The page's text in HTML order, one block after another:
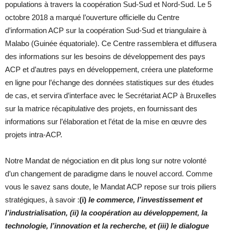
populations à travers la coopération Sud-Sud et Nord-Sud. Le 5
octobre 2018 a marqué l’ouverture officielle du Centre
d’information ACP sur la coopération Sud-Sud et triangulaire à
Malabo (Guinée équatoriale). Ce Centre rassemblera et diffusera
des informations sur les besoins de développement des pays
ACP et d’autres pays en développement, créera une plateforme
en ligne pour l’échange des données statistiques sur des études
de cas, et servira d’interface avec le Secrétariat ACP à Bruxelles
sur la matrice récapitulative des projets, en fournissant des
informations sur l’élaboration et l’état de la mise en œuvre des
projets intra-ACP.
Notre Mandat de négociation en dit plus long sur notre volonté
d’un changement de paradigme dans le nouvel accord. Comme
vous le savez sans doute, le Mandat ACP repose sur trois piliers
stratégiques, à savoir :(i) le commerce, l’investissement et
l’industrialisation, (ii) la coopération au développement, la
technologie, l’innovation et la recherche, et (iii) le dialogue